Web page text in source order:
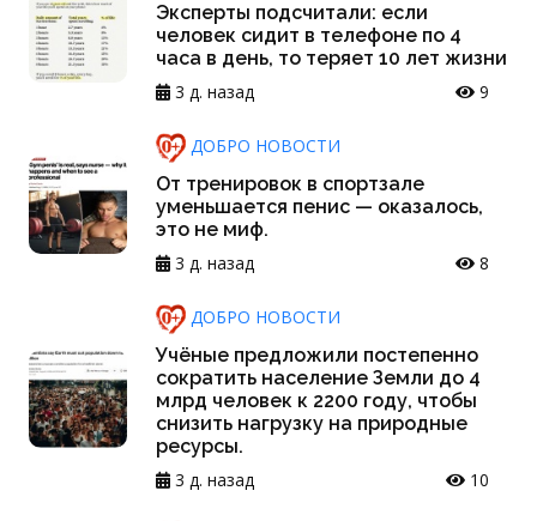
Эксперты подсчитали: если
человек сидит в телефоне по 4
часа в день, то теряет 10 лет жизни
3 д. назад
9
ДОБРО НОВОСТИ
От тренировок в спортзале
уменьшается пенис — оказалось,
это не миф.
3 д. назад
8
ДОБРО НОВОСТИ
Учёные предложили постепенно
сократить население Земли до 4
млрд человек к 2200 году, чтобы
снизить нагрузку на природные
ресурсы.
3 д. назад
10